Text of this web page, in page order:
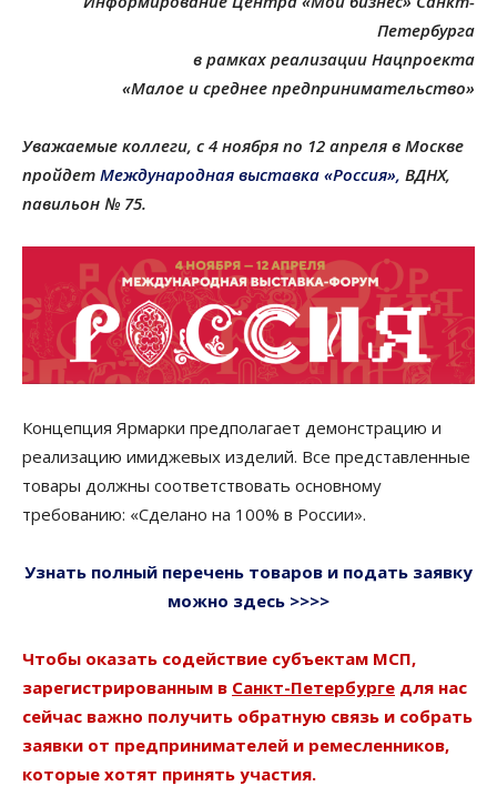
Петербурга
в рамках реализации Нацпроекта
«Малое и среднее предпринимательство»
Уважаемые коллеги, с 4 ноября по 12 апреля в Москве
пройдет Международная выставка «Россия», ВДНХ,
павильон № 75.
Концепция Ярмарки предполагает демонстрацию и
реализацию имиджевых изделий. Все представленные
товары должны соответствовать основному
требованию: «Сделано на 100% в России».
Узнать полный перечень товаров и подать заявку
можно здесь >>>>
Чтобы оказать содействие субъектам МСП,
зарегистрированным в Санкт-Петербурге для нас
сейчас важно получить обратную связь и собрать
заявки от предпринимателей и ремесленников,
которые хотят принять участия.